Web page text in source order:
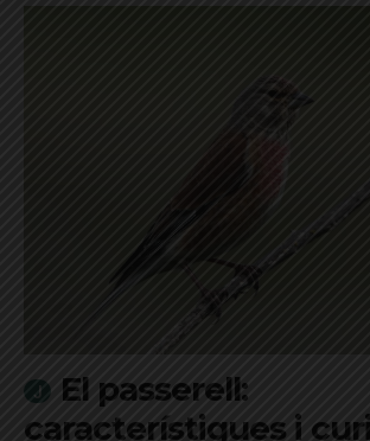
El passerell:
característiques i